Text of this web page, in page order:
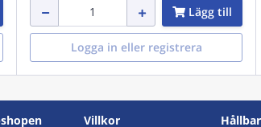
Lägg till
Logga in eller registrera
Villkor